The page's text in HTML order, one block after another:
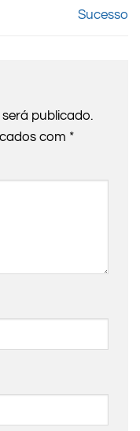
Sucesso
publicado.
com *